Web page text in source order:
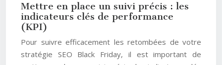
Mettre en place un suivi précis : les
indicateurs clés de performance
(KPI)
Pour suivre efficacement les retombées de votre
stratégie SEO Black Friday, il est important de